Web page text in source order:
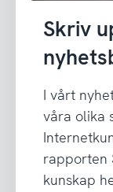
Skriv
I vårt
våra olika
rapporten
kunskap